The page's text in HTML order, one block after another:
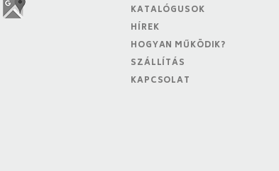
KATALÓGUSOK
HÍREK
HOGYAN MŰKÖDIK?
SZÁLLÍTÁS
KAPCSOLAT